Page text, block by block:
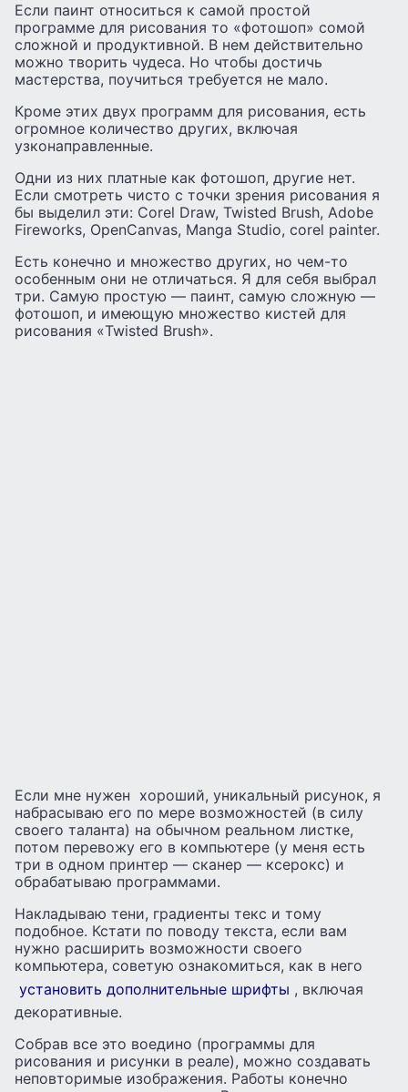
Если паинт относиться к самой простой
программе для рисования то «фотошоп» сомой
сложной и продуктивной. В нем действительно
можно творить чудеса. Но чтобы достичь
мастерства, поучиться требуется не мало.
Кроме этих двух программ для рисования, есть
огромное количество других, включая
узконаправленные.
Одни из них платные как фотошоп, другие нет.
Если смотреть чисто с точки зрения рисования я
бы выделил эти: Corel Draw, Twisted Brush, Adobe
Fireworks, OpenCanvas, Manga Studio, corel painter.
Есть конечно и множество других, но чем-то
особенным они не отличаться. Я для себя выбрал
три. Самую простую — паинт, самую сложную —
фотошоп, и имеющую множество кистей для
рисования «Twisted Brush».
Если мне нужен хороший, уникальный рисунок, я
набрасываю его по мере возможностей (в силу
своего таланта) на обычном реальном листке,
потом перевожу его в компьютере (у меня есть
три в одном принтер — сканер — ксерокс) и
обрабатываю программами.
Накладываю тени, градиенты текс и тому
подобное. Кстати по поводу текста, если вам
нужно расширить возможности своего
компьютера, советую ознакомиться, как в него
установить дополнительные шрифты , включая
декоративные.
Собрав все это воедино (программы для
рисования и рисунки в реале), можно создавать
неповторимые изображения. Работы конечно